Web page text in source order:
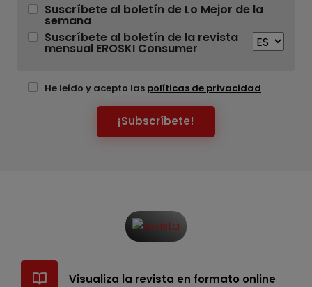
Suscríbete al boletín de Lo Mejor de la
semana
Suscríbete al boletín de la revista
mensual EROSKI Consumer
He leído y acepto las políticas de privacidad
¡Subscríbete!
Visualiza la revista en formato online